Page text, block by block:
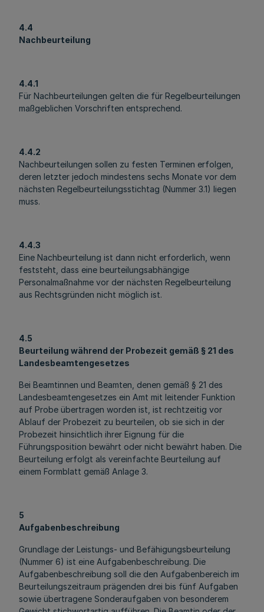
4.4
Nachbeurteilung
4.4.1
Für Nachbeurteilungen gelten die für Regelbeurteilungen
maßgeblichen Vorschriften entsprechend.
4.4.2
Nachbeurteilungen sollen zu festen Terminen erfolgen,
deren letzter jedoch mindestens sechs Monate vor dem
nächsten Regelbeurteilungsstichtag (Nummer 3.1) liegen
muss.
4.4.3
Eine Nachbeurteilung ist dann nicht erforderlich, wenn
feststeht, dass eine beurteilungsabhängige
Personalmaßnahme vor der nächsten Regelbeurteilung
aus Rechtsgründen nicht möglich ist.
4.5
Beurteilung während der Probezeit gemäß § 21 des
Landesbeamtengesetzes
Bei Beamtinnen und Beamten, denen gemäß § 21 des
Landesbeamtengesetzes ein Amt mit leitender Funktion
auf Probe übertragen worden ist, ist rechtzeitig vor
Ablauf der Probezeit zu beurteilen, ob sie sich in der
Probezeit hinsichtlich ihrer Eignung für die
Führungsposition bewährt oder nicht bewährt haben. Die
Beurteilung erfolgt als vereinfachte Beurteilung auf
einem Formblatt gemäß Anlage 3.
5
Aufgabenbeschreibung
Grundlage der Leistungs- und Befähigungsbeurteilung
(Nummer 6) ist eine Aufgabenbeschreibung. Die
Aufgabenbeschreibung soll die den Aufgabenbereich im
Beurteilungszeitraum prägenden drei bis fünf Aufgaben
sowie übertragene Sonderaufgaben von besonderem